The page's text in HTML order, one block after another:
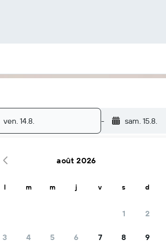
ven. 14.8. - sam. 15.8.
des hôtels au Brésil
août 2026
l m m j v s d
1 2
3 4 5 6 7 8 9